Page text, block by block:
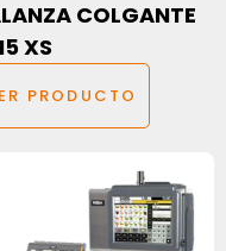
COLGANTE
XS
PRODUCTO